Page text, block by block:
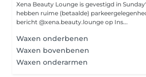
Xena Beauty Lounge is gevestigd in
hebben ruime (betaalde) parkeergelegenheden. Voor
bericht @xena.beauty.lounge op Ins...
Waxen onderbenen
Waxen bovenbenen
Waxen onderarmen